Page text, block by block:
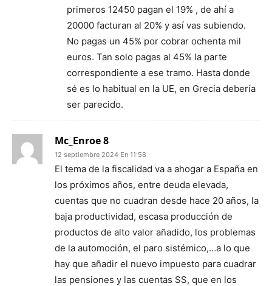
primeros 12450 pagan el 19% , de ahí a
20000 facturan al 20% y así vas subiendo.
No pagas un 45% por cobrar ochenta mil
euros. Tan solo pagas al 45% la parte
correspondiente a ese tramo. Hasta donde
sé es lo habitual en la UE, en Grecia debería
ser parecido.
Mc_Enroe 8
12 septiembre 2024 En 11:58
El tema de la fiscalidad va a ahogar a España en
los próximos años, entre deuda elevada,
cuentas que no cuadran desde hace 20 años, la
baja productividad, escasa producción de
productos de alto valor añadido, los problemas
de la automoción, el paro sistémico,…a lo que
hay que añadir el nuevo impuesto para cuadrar
las pensiones y las cuentas SS, que en los